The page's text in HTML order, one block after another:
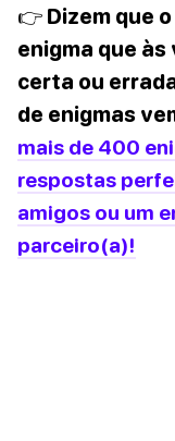
👉 Dizem que
enigma que
certa ou
de enigmas
mais de 400
respostas
amigos ou um
parceiro(a)!